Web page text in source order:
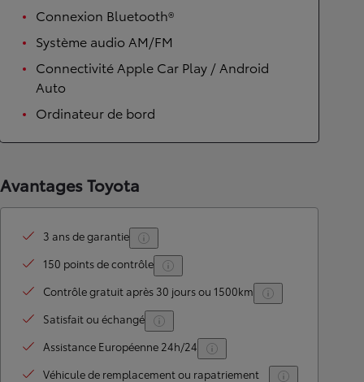
Connexion Bluetooth®
Système audio AM/FM
Connectivité Apple Car Play / Android
Auto
Ordinateur de bord
Avantages Toyota
3 ans de garantie
150 points de contrôle
Contrôle gratuit après 30 jours ou 1500km
Satisfait ou échangé
Assistance Européenne 24h/24
Véhicule de remplacement ou rapatriement